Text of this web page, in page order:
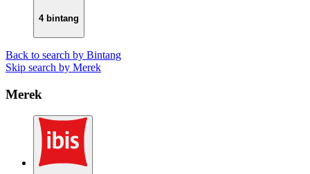
4 bintang
Back to search by Bintang
Skip search by Merek
Merek